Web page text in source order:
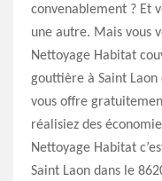
convenablement ? Et
une autre. Mais vous
Nettoyage Habitat
gouttière à Saint Laon
vous offre
réalisiez des
Nettoyage Habitat
Saint Laon dans le